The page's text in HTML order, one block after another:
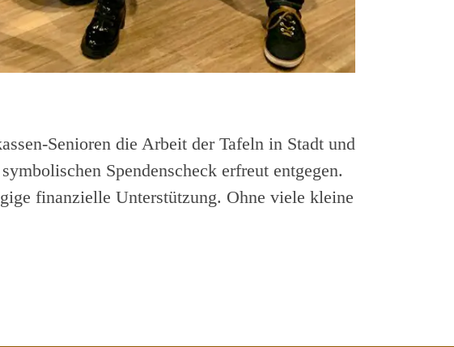
Senioren die Arbeit der Tafeln in Stadt und
Spendenscheck erfreut entgegen.
finanzielle Unterstützung. Ohne viele kleine